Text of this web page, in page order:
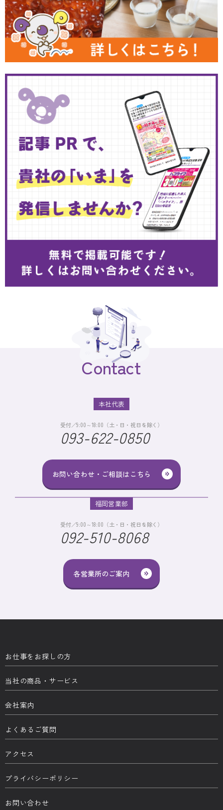
Contact
お問い合わせ・ご相談はこちら
本社代表
受付／9:00～18:00（土・日・祝日を除く）
093-622-0850
各営業所のご案内
福岡営業部
受付／9:00～18:00（土・日・祝日を除く）
092-510-8068
お仕事をお探しの方
当社の商品・サービス
会社案内
よくあるご質問
アクセス
プライバシーポリシー
お問い合わせ